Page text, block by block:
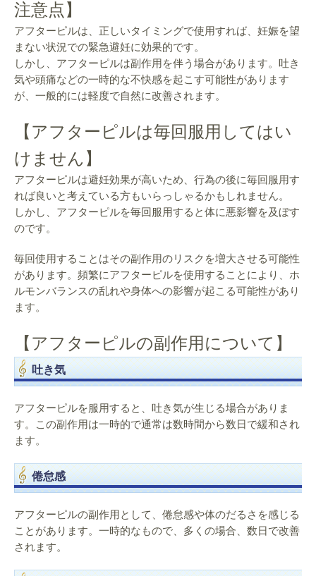
注意点】
アフターピルは、正しいタイミングで使用すれば、妊娠を望
まない状況での緊急避妊に効果的です。
しかし、アフターピルは副作用を伴う場合があります。吐き
気や頭痛などの一時的な不快感を起こす可能性があります
が、一般的には軽度で自然に改善されます。
【アフターピルは毎回服用してはい
けません】
アフターピルは避妊効果が高いため、行為の後に毎回服用す
れば良いと考えている方もいらっしゃるかもしれません。
しかし、アフターピルを毎回服用すると体に悪影響を及ぼす
のです。
毎回使用することはその副作用のリスクを増大させる可能性
があります。頻繁にアフターピルを使用することにより、ホ
ルモンバランスの乱れや身体への影響が起こる可能性があり
ます。
【アフターピルの副作用について】
吐き気
アフターピルを服用すると、吐き気が生じる場合がありま
す。この副作用は一時的で通常は数時間から数日で緩和され
ます。
倦怠感
アフターピルの副作用として、倦怠感や体のだるさを感じる
ことがあります。一時的なもので、多くの場合、数日で改善
されます。